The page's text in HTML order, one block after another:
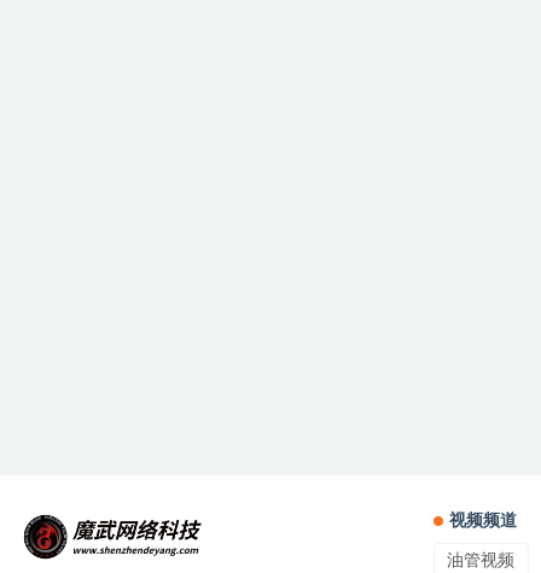
视频频道
油管视频